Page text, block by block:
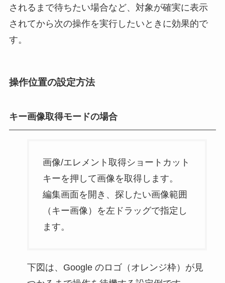
されるまで待ちたい場合など、対象が確実に表示
されてから次の操作を実行したいときに効果的で
す。
操作位置の設定方法
キー画像取得モードの場合
画像/エレメント取得ショートカット
キーを押して画像を取得します。
編集画面を開き、探したい画像範囲
（キー画像）を左ドラッグで指定し
ます。
下図は、Google のロゴ（オレンジ枠）が見